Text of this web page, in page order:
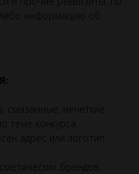
информацию об
нечеткие.
конкурса.
адрес или логотип
брендов.